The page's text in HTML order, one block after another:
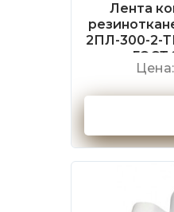
Лента
2ПЛ-300-2-
ГОСТ
Цена: